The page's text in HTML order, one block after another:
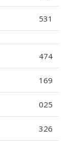
531
474
169
025
326